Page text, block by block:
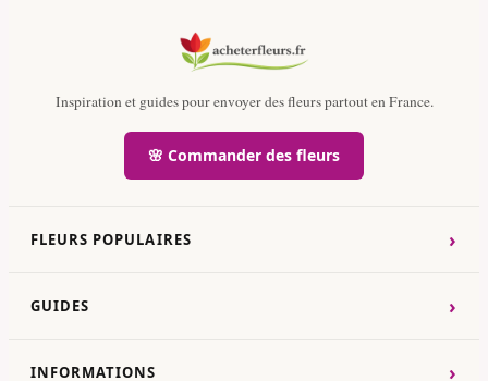
Inspiration et guides pour envoyer des fleurs partout en France.
🌸 Commander des fleurs
FLEURS POPULAIRES ›
GUIDES ›
INFORMATIONS ›